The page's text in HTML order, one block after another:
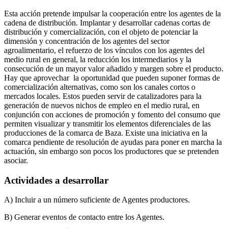
Esta acción pretende impulsar la cooperación entre los agentes de la
cadena de distribución. Implantar y desarrollar cadenas cortas de
distribución y comercialización, con el objeto de potenciar la
dimensión y concentración de los agentes del sector
agroalimentario, el refuerzo de los vínculos con los agentes del
medio rural en general, la reducción los intermediarios y la
consecución de un mayor valor añadido y margen sobre el producto.
Hay que aprovechar la oportunidad que pueden suponer formas de
comercialización alternativas, como son los canales cortos o
mercados locales. Estos pueden servir de catalizadores para la
generación de nuevos nichos de empleo en el medio rural, en
conjunción con acciones de promoción y fomento del consumo que
permiten visualizar y transmitir los elementos diferenciales de las
producciones de la comarca de Baza. Existe una iniciativa en la
comarca pendiente de resolución de ayudas para poner en marcha la
actuación, sin embargo son pocos los productores que se pretenden
asociar.
Actividades a desarrollar
A) Incluir a un número suficiente de Agentes productores.
B) Generar eventos de contacto entre los Agentes.